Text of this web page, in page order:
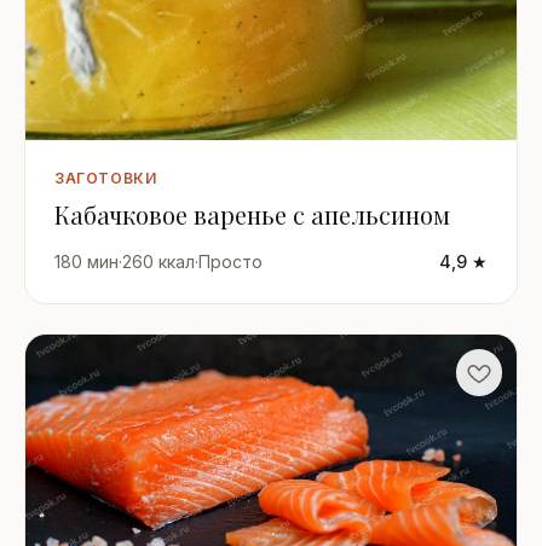
ЗАГОТОВКИ
Кабачковое варенье с апельсином
180 мин·260 ккал·Просто 4,9 ★